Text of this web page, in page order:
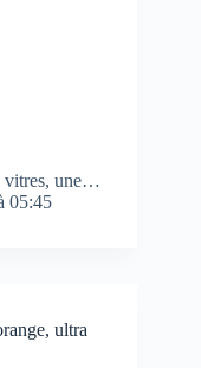
vitres, une…
05:45
ultra